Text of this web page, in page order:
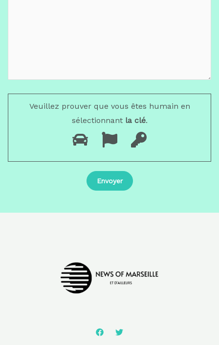
Veuillez prouver que vous êtes humain en
sélectionnantla clé.